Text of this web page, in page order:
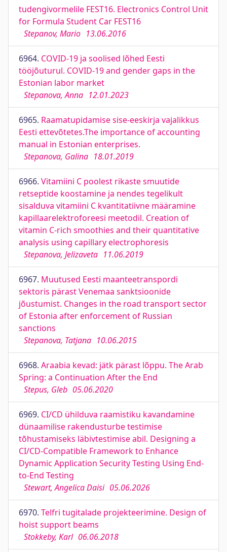
tudengivormelile FEST16. Electronics Control Unit
for Formula Student Car FEST16
Stepanov, Mario 13.06.2016
6964. COVID-19 ja soolised lõhed Eesti
tööjõuturul. COVID-19 and gender gaps in the
Estonian labor market
Stepanova, Anna 12.01.2023
6965. Raamatupidamise sise-eeskirja vajalikkus
Eesti ettevõtetes.The importance of accounting
manual in Estonian enterprises.
Stepanova, Galina 18.01.2019
6966. Vitamiini C poolest rikaste smuutide
retseptide koostamine ja nendes tegelikult
sisalduva vitamiini C kvantitatiivne määramine
kapillaarelektroforeesi meetodil. Creation of
vitamin C-rich smoothies and their quantitative
analysis using capillary electrophoresis
Stepanova, Jelizaveta 11.06.2019
6967. Muutused Eesti maanteetranspordi
sektoris pärast Venemaa sanktsioonide
jõustumist. Changes in the road transport sector
of Estonia after enforcement of Russian
sanctions
Stepanova, Tatjana 10.06.2015
6968. Araabia kevad: jätk pärast lõppu. The Arab
Spring: a Continuation After the End
Stepus, Gleb 05.06.2020
6969. CI/CD ühilduva raamistiku kavandamine
dünaamilise rakendusturbe testimise
tõhustamiseks läbivtestimise abil. Designing a
CI/CD-Compatible Framework to Enhance
Dynamic Application Security Testing Using End-
to-End Testing
Stewart, Angelica Daisi 05.06.2026
6970. Telfri tugitalade projekteerimine. Design of
hoist support beams
Stokkeby, Karl 06.06.2018